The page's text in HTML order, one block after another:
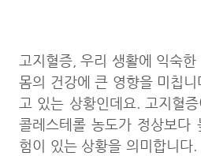
고지혈증, 우리 생활에 익숙한
몸의 건강에 큰 영향을 미칩
고 있는 상황인데요. 고지혈
콜레스테롤 농도가 정상보다
험이 있는 상황을 의미합니다